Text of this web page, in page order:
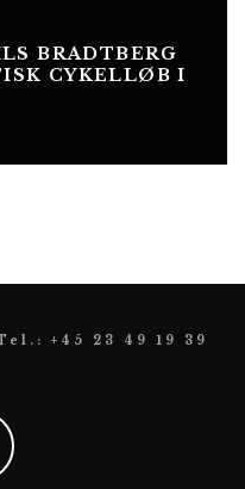
BRADTBERG
CYKELLØB I
+45 23 49 19 39